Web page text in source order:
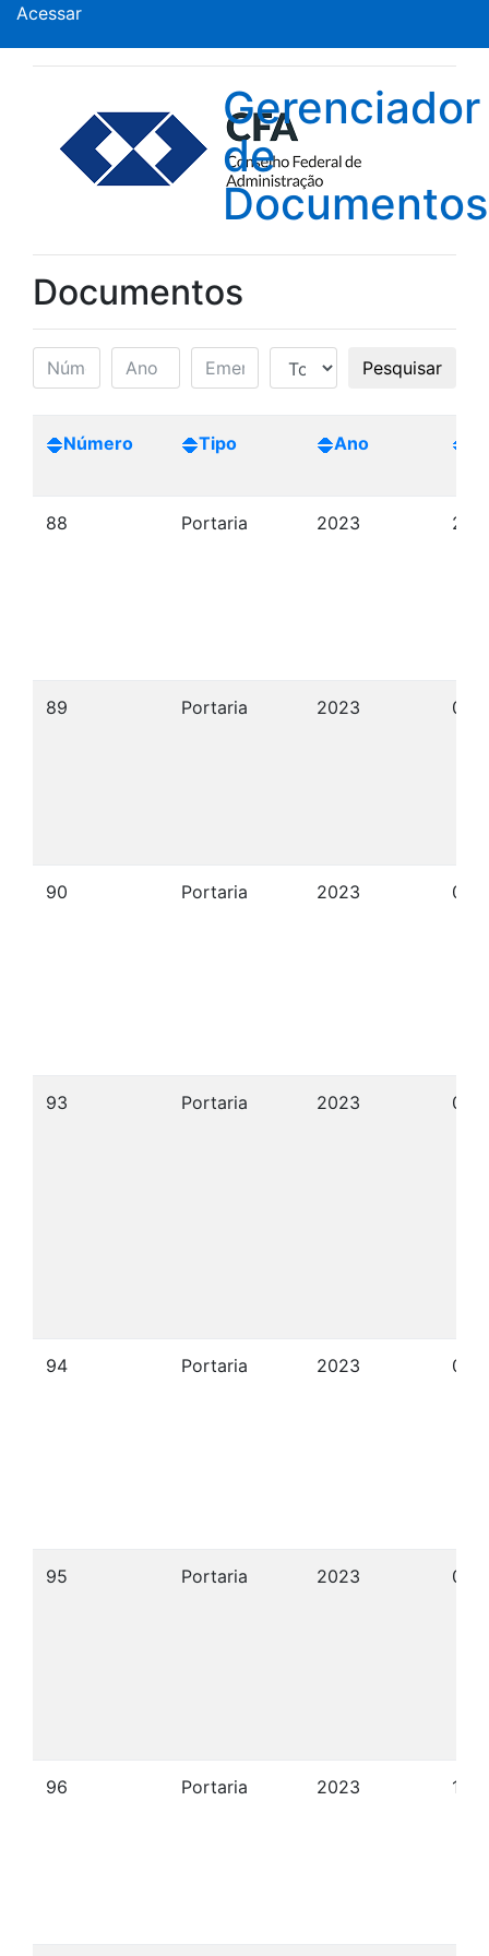
Acessar
Gerenciador
de
Documentos
Documentos
Pesquisar
Número Tipo Ano
88 Portaria 2023 29/
89 Portaria 2023 03/
90 Portaria 2023 03/
93 Portaria 2023 05/
94 Portaria 2023 05/
95 Portaria 2023 05/
96 Portaria 2023 17/